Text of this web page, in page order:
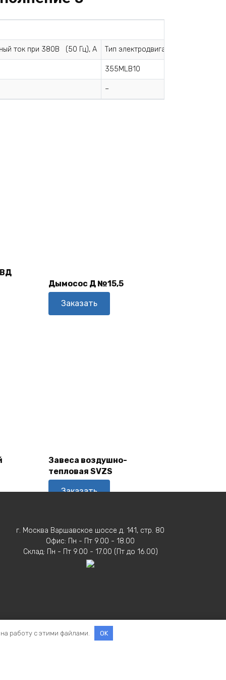
ток при 380В (50 Гц), А Тип электродвигателя *
355MLB10
–
Дымосос Д №15,5
Заказать
Корзину
Завеса воздушно-
тепловая SVZS
Заказать
г. Москва Варшавское шоссе д. 141, стр. 80
Офис: Пн - Пт 9.00 - 18.00
Склад: Пн - Пт 9.00 - 17.00 (Пт до 16.00)
работу с этими файлами. OK